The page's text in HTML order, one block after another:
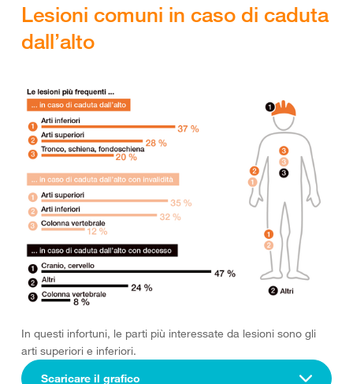
Lesioni comuni in caso di caduta
dall’alto
In questi infortuni, le parti più interessate da lesioni sono gli
arti superiori e inferiori.
Scaricare il grafico